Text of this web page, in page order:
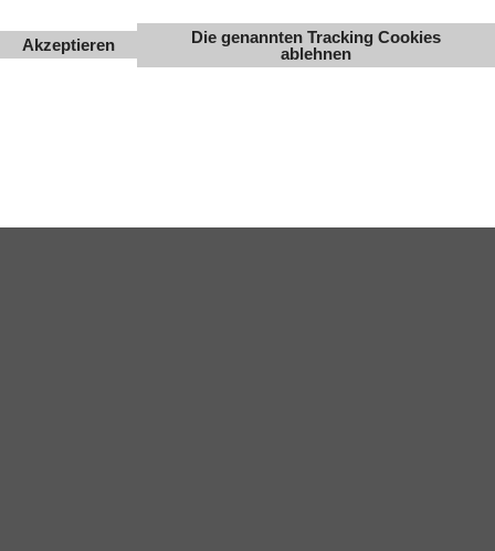
Akzeptieren
Die genannten Tracking Cookies
ablehnen